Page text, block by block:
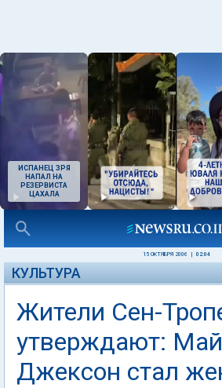
ИСПАНЕЦ ЗРЯ
НАПАЛ НА
РЕЗЕРВИСТА
ЦАХАЛА
15 ОКТЯБРЯ 2006 02:04
КУЛЬТУРА
Жители Сен-
утверждают:
Джексон стал